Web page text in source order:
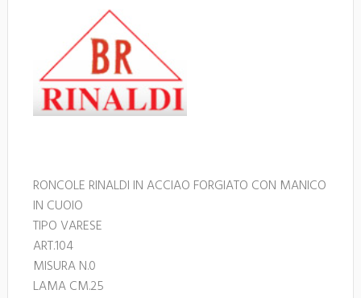
RONCOLE RINALDI IN ACCIAO FORGIATO CON MANICO
IN CUOIO
TIPO VARESE
ART.104
MISURA N.0
LAMA CM.25